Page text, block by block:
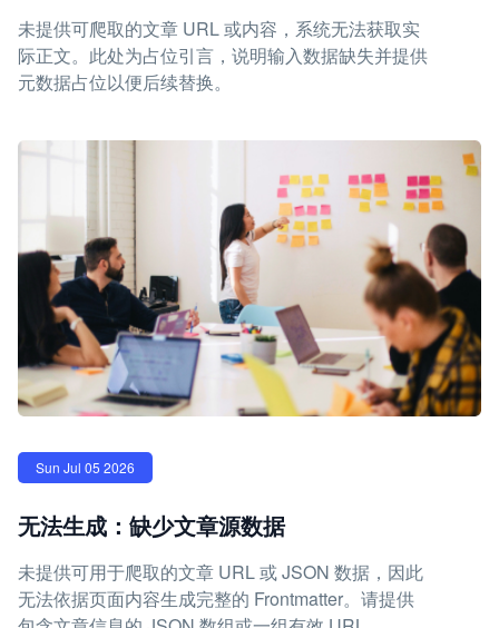
未提供可爬取的文章 URL 或内容，系统无法获取实
际正文。此处为占位引言，说明输入数据缺失并提供
元数据占位以便后续替换。
Sun Jul 05 2026
无法生成：缺少文章源数据
未提供可用于爬取的文章 URL 或 JSON 数据，因此
无法依据页面内容生成完整的 Frontmatter。请提供